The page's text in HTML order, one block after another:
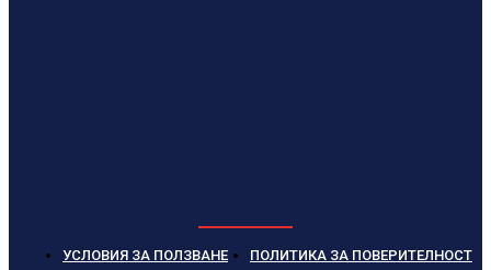
УСЛОВИЯ ЗА ПОЛЗВАНЕ ПОЛИТИКА ЗА ПОВЕРИТЕЛНОСТ